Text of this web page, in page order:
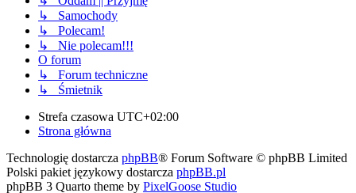
↳ Samochody
↳ Polecam!
↳ Nie polecam!!!
O forum
↳ Forum techniczne
↳ Śmietnik
Strefa czasowa UTC+02:00
Strona główna
Technologię dostarcza phpBB® Forum Software © phpBB Limited
Polski pakiet językowy dostarcza phpBB.pl
phpBB 3 Quarto theme by PixelGoose Studio